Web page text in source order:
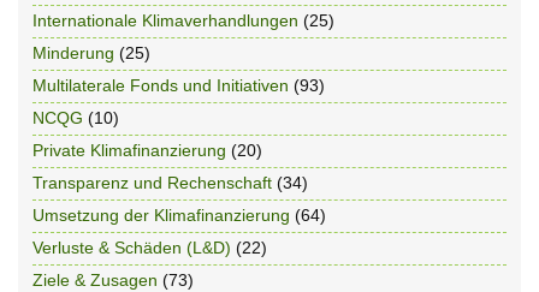
Internationale Klimaverhandlungen (25)
Minderung (25)
Multilaterale Fonds und Initiativen (93)
NCQG (10)
Private Klimafinanzierung (20)
Transparenz und Rechenschaft (34)
Umsetzung der Klimafinanzierung (64)
Verluste & Schäden (L&D) (22)
Ziele & Zusagen (73)